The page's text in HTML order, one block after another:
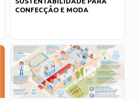
CONFECÇÃO E MODA